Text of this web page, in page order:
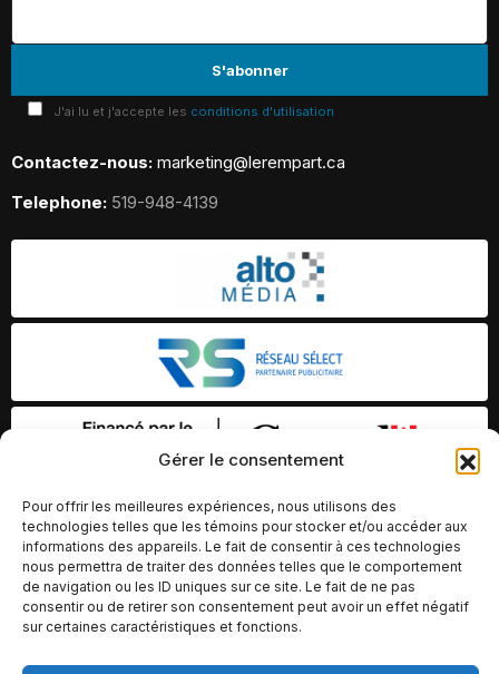
Gérer le consentement
Pour offrir les meilleures expériences, nous utilisons des
technologies telles que les témoins pour stocker et/ou accéder aux
informations des appareils. Le fait de consentir à ces technologies
nous permettra de traiter des données telles que le comportement
de navigation ou les ID uniques sur ce site. Le fait de ne pas
consentir ou de retirer son consentement peut avoir un effet négatif
sur certaines caractéristiques et fonctions.
J'ai lu et j'accepte les conditions d'utilisation
Contactez-nous: marketing@lerempart.ca
Telephone: 519-948-4139